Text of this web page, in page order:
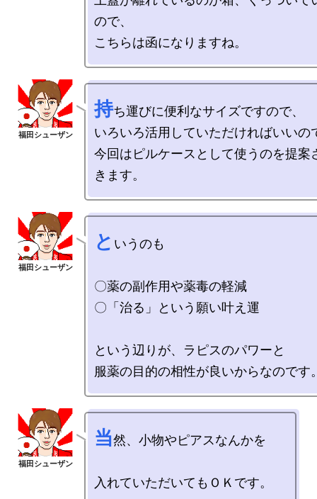
ので、
持ち運びに便利なサイズですので、
いろいろ活用していただければいいの
今回はピルケースとして使うのを提案
と いうのも
〇薬の副作用や薬毒の軽減
〇「治る」という願い叶え運
という辺りが、ラピスのパワーと
当然、小物やピアスなんかを